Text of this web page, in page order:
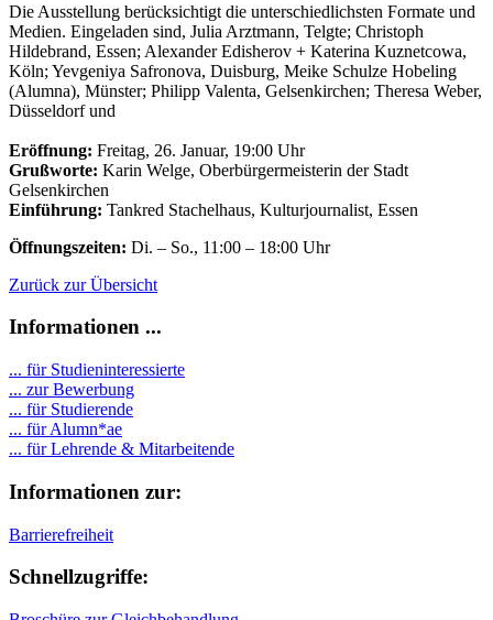
Die Ausstellung berücksichtigt die unterschiedlichsten Formate und
Medien. Eingeladen sind, Julia Arztmann, Telgte; Christoph
Hildebrand, Essen; Alexander Edisherov + Katerina Kuznetcowa,
Köln; Yevgeniya Safronova, Duisburg, Meike Schulze Hobeling
(Alumna), Münster; Philipp Valenta, Gelsenkirchen; Theresa Weber,
Düsseldorf und
Eröffnung: Freitag, 26. Januar, 19:00 Uhr
Grußworte: Karin Welge, Oberbürgermeisterin der Stadt
Gelsenkirchen
Einführung: Tankred Stachelhaus, Kulturjournalist, Essen
Öffnungszeiten: Di. – So., 11:00 – 18:00 Uhr
Zurück zur Übersicht
Informationen ...
... für Studieninteressierte
... zur Bewerbung
... für Studierende
... für Alumn*ae
... für Lehrende & Mitarbeitende
Informationen zur:
Barrierefreiheit
Schnellzugriffe: